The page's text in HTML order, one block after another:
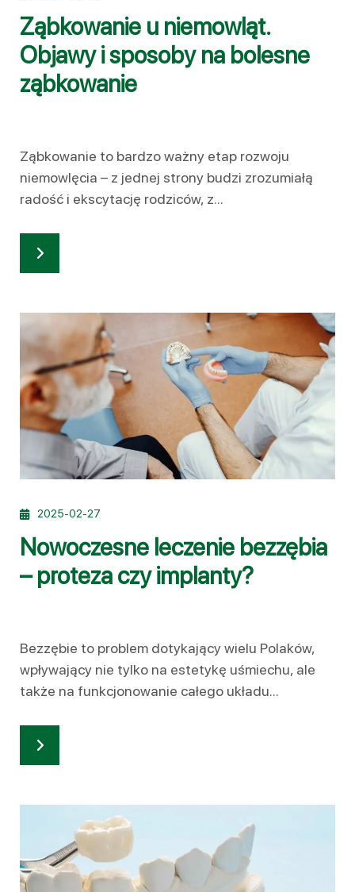
Ząbkowanie u niemowląt.
Objawy i sposoby na bolesne
ząbkowanie
Ząbkowanie to bardzo ważny etap rozwoju
niemowlęcia – z jednej strony budzi zrozumiałą
radość i ekscytację rodziców, z...
2025-02-27
Nowoczesne leczenie bezzębia
– proteza czy implanty?
Bezzębie to problem dotykający wielu Polaków,
wpływający nie tylko na estetykę uśmiechu, ale
także na funkcjonowanie całego układu...